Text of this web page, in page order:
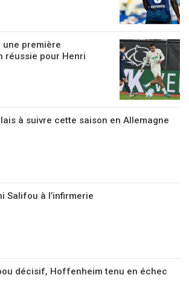
première
réussie pour Henri
à suivre cette saison en Allemagne
Salifou à l’infirmerie
décisif, Hoffenheim tenu en échec